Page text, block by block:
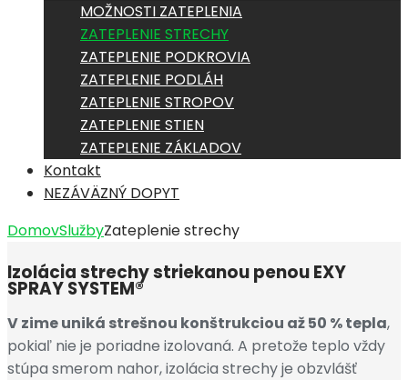
MOŽNOSTI ZATEPLENIA
ZATEPLENIE STRECHY
ZATEPLENIE PODKROVIA
ZATEPLENIE PODLÁH
ZATEPLENIE STROPOV
ZATEPLENIE STIEN
ZATEPLENIE ZÁKLADOV
Kontakt
NEZÁVÄZNÝ DOPYT
DomovSlužbyZateplenie strechy
Izolácia strechy striekanou penou EXY
SPRAY SYSTEM®
V zime uniká strešnou konštrukciou až 50 % tepla,
pokiaľ nie je poriadne izolovaná. A pretože teplo vždy
stúpa smerom nahor, izolácia strechy je obzvlášť